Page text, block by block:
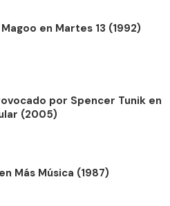
en Martes 13 (1992)
por Spencer Tunik en
(2005)
Más Música (1987)